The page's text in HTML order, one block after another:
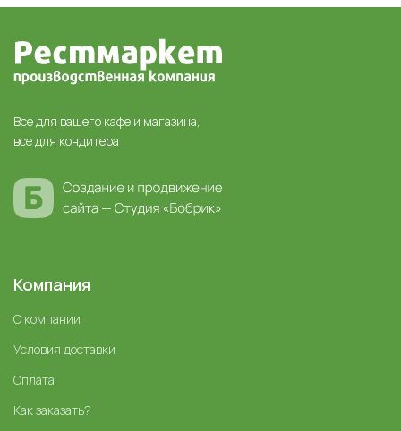
Все для вашего кафе и магазина,
все для кондитера
Компания
О компании
Условия доставки
Оплата
Как заказать?